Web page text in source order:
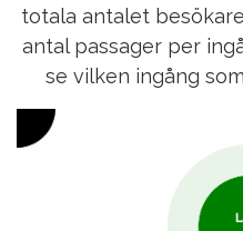
totala antalet
antal passager per
se vilken ingång